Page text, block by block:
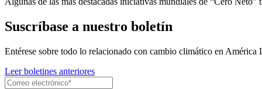
Suscríbase a nuestro boletín
Entérese sobre todo lo relacionado con cambio climático en América
Leer boletines anteriores